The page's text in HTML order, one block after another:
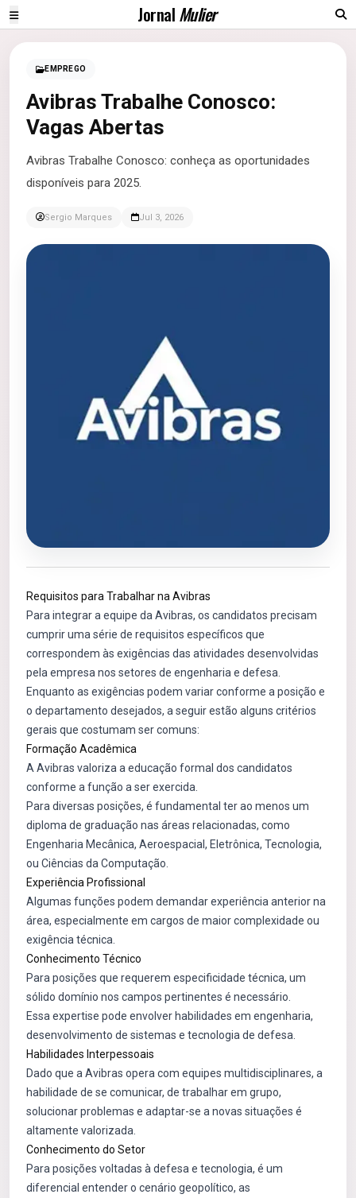
JornalMulier
EMPREGO
Avibras Trabalhe Conosco:
Vagas Abertas
Avibras Trabalhe Conosco: conheça as oportunidades
disponíveis para 2025.
Sergio Marques Jul 3, 2026
Requisitos para Trabalhar na Avibras
Para integrar a equipe da Avibras, os candidatos precisam
cumprir uma série de requisitos específicos que
correspondem às exigências das atividades desenvolvidas
pela empresa nos setores de engenharia e defesa.
Enquanto as exigências podem variar conforme a posição e
o departamento desejados, a seguir estão alguns critérios
gerais que costumam ser comuns:
Formação Acadêmica
A Avibras valoriza a educação formal dos candidatos
conforme a função a ser exercida.
Para diversas posições, é fundamental ter ao menos um
diploma de graduação nas áreas relacionadas, como
Engenharia Mecânica, Aeroespacial, Eletrônica, Tecnologia,
ou Ciências da Computação.
Experiência Profissional
Algumas funções podem demandar experiência anterior na
área, especialmente em cargos de maior complexidade ou
exigência técnica.
Conhecimento Técnico
Para posições que requerem especificidade técnica, um
sólido domínio nos campos pertinentes é necessário.
Essa expertise pode envolver habilidades em engenharia,
desenvolvimento de sistemas e tecnologia de defesa.
Habilidades Interpessoais
Dado que a Avibras opera com equipes multidisciplinares, a
habilidade de se comunicar, de trabalhar em grupo,
solucionar problemas e adaptar-se a novas situações é
altamente valorizada.
Conhecimento do Setor
Para posições voltadas à defesa e tecnologia, é um
diferencial entender o cenário geopolítico, as